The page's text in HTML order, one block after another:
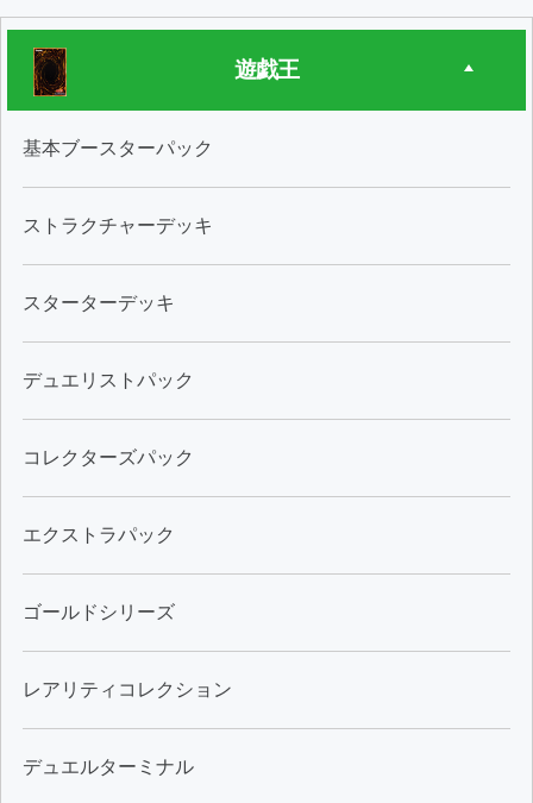
遊戯王
基本ブースターパック
ストラクチャーデッキ
スターターデッキ
デュエリストパック
コレクターズパック
エクストラパック
ゴールドシリーズ
レアリティコレクション
デュエルターミナル